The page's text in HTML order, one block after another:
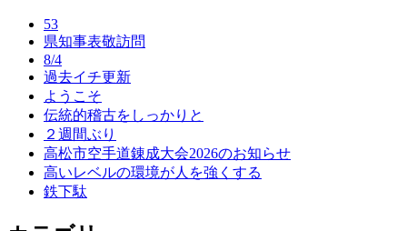
53
県知事表敬訪問
8/4
過去イチ更新
ようこそ
伝統的稽古をしっかりと
２週間ぶり
高松市空手道錬成大会2026のお知らせ
高いレベルの環境が人を強くする
鉄下駄